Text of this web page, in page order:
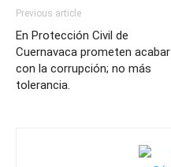
Previous article
En Protección Civil de
Cuernavaca prometen acabar
con la corrupción; no más
tolerancia.